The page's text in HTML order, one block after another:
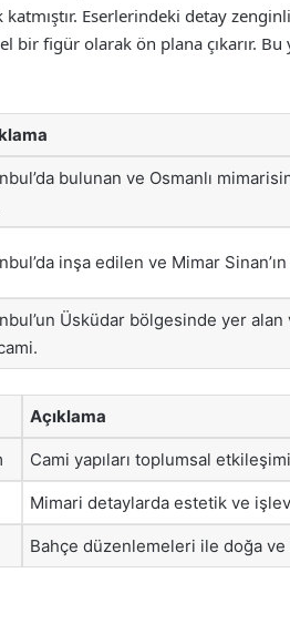
Eserlerindeki detay
bir figür olarak ön plana çıkarır.
bulunan ve Osmanlı
inşa edilen ve Mimar
Üsküdar bölgesinde yer
Açıklama
Cami yapıları toplumsal
Mimari detaylarda estetik ve
Bahçe düzenlemeleri ile doğa ve